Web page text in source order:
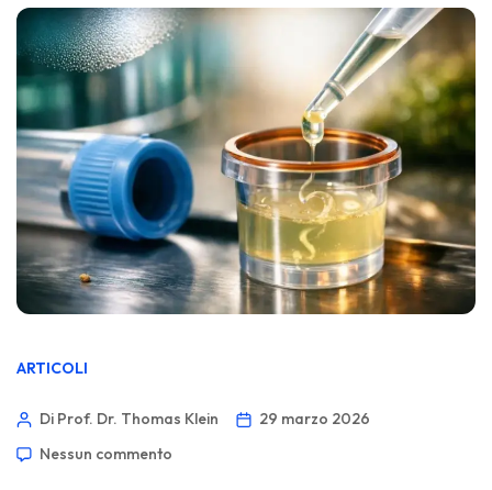
ARTICOLI
Di Prof. Dr. Thomas Klein
29 marzo 2026
Nessun commento